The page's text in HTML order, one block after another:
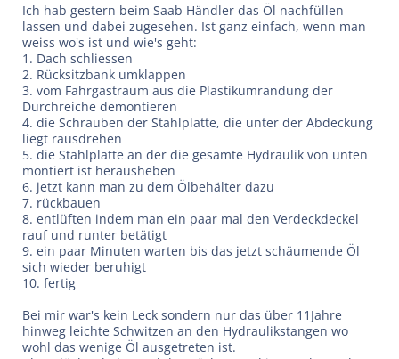
Ich hab gestern beim Saab Händler das Öl nachfüllen
lassen und dabei zugesehen. Ist ganz einfach, wenn man
weiss wo's ist und wie's geht:
1. Dach schliessen
2. Rücksitzbank umklappen
3. vom Fahrgastraum aus die Plastikumrandung der
Durchreiche demontieren
4. die Schrauben der Stahlplatte, die unter der Abdeckung
liegt rausdrehen
5. die Stahlplatte an der die gesamte Hydraulik von unten
montiert ist herausheben
6. jetzt kann man zu dem Ölbehälter dazu
7. rückbauen
8. entlüften indem man ein paar mal den Verdeckdeckel
rauf und runter betätigt
9. ein paar Minuten warten bis das jetzt schäumende Öl
sich wieder beruhigt
10. fertig
Bei mir war's kein Leck sondern nur das über 11Jahre
hinweg leichte Schwitzen an den Hydraulikstangen wo
wohl das wenige Öl ausgetreten ist.